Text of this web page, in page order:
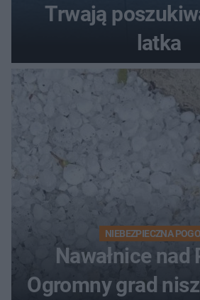
Trwają
latka
NIEBEZPIECZNA
Nawałnice nad
Ogromny grad